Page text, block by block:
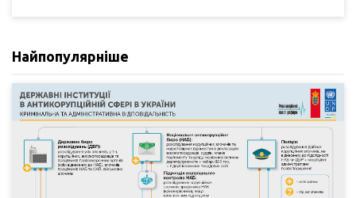
Найпопулярніше